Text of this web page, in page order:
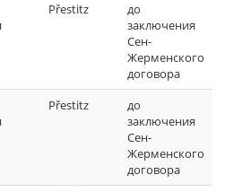
Přestitz
до
заключения
Сен-
Жерменского
договора
Přestitz
до
заключения
Сен-
Жерменского
договора